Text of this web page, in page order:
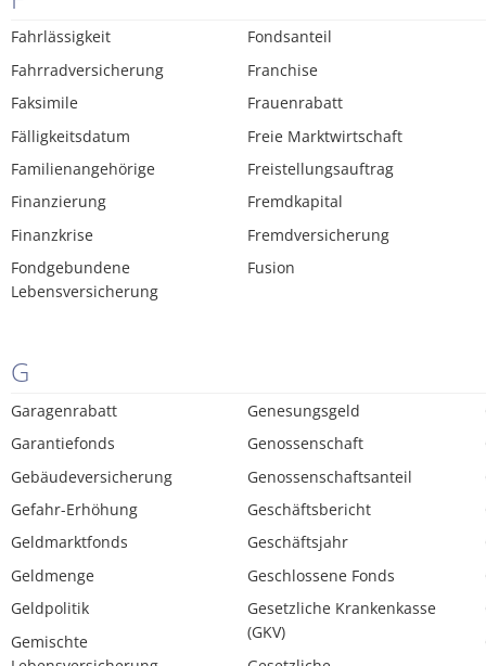
Fahrlässigkeit
Fahrradversicherung
Faksimile
Fälligkeitsdatum
Familienangehörige
Finanzierung
Finanzkrise
Fondgebundene
Lebensversicherung
Fondsanteil
Franchise
Frauenrabatt
Freie Marktwirtschaft
Freistellungsauftrag
Fremdkapital
Fremdversicherung
Fusion
G
Garagenrabatt
Garantiefonds
Gebäudeversicherung
Gefahr-Erhöhung
Geldmarktfonds
Geldmenge
Geldpolitik
Gemischte
Genesungsgeld
Genossenschaft
Genossenschaftsanteil
Geschäftsbericht
Geschäftsjahr
Geschlossene Fonds
Gesetzliche Krankenkasse
(GKV)